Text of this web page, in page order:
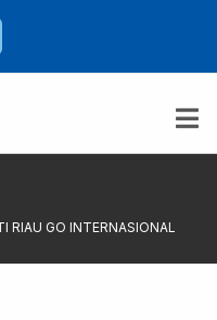
RIAU GO INTERNASIONAL